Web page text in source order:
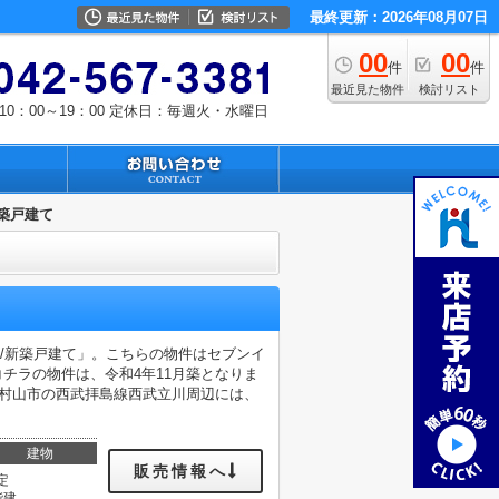
最終更新：2026年08月07日
00件
最近見た物件
00件
検討リスト
：00～19：00 定休日：毎週火・水曜日
戸建て
築戸建て」。こちらの物件はセブンイ
ラの物件は、令和4年11月築となりま
市の西武拝島線西武立川周辺には、
建物
販売情報へ